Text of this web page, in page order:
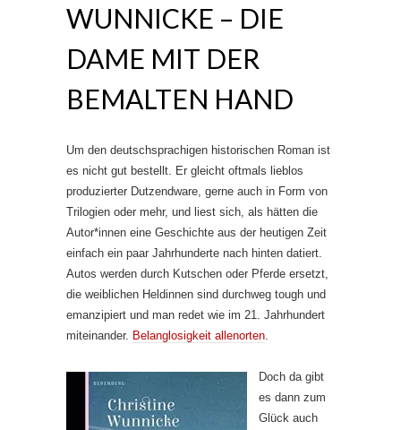
WUNNICKE – DIE
DAME MIT DER
BEMALTEN HAND
Um den deutschsprachigen historischen Roman ist
es nicht gut bestellt. Er gleicht oftmals lieblos
produzierter Dutzendware, gerne auch in Form von
Trilogien oder mehr, und liest sich, als hätten die
Autor*innen eine Geschichte aus der heutigen Zeit
einfach ein paar Jahrhunderte nach hinten datiert.
Autos werden durch Kutschen oder Pferde ersetzt,
die weiblichen Heldinnen sind durchweg tough und
emanzipiert und man redet wie im 21. Jahrhundert
miteinander. Belanglosigkeit allenorten
Doch da gibt
es dann zum
Glück auch